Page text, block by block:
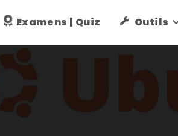
Examens | Quiz Outils